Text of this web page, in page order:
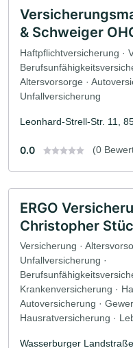
& Schweiger
Haftpflichtversicherung ·
Altersvorsorge ·
Unfallversicherung
Leonhard-Strell-Str. 11,
0.0 (0
ERGO
Christopher
Versicherung ·
Unfallversicherung ·
Krankenversicherung ·
Autoversicherung ·
Hausratversicherung ·
Wasserburger